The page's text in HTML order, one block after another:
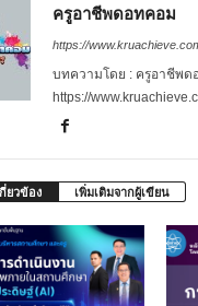
ครูอาชีพดอทคอม
https://
บทความโดย : ครูอาชีพด
https://
ยวข้อง เพิ่มเติมจากผู้เขียน